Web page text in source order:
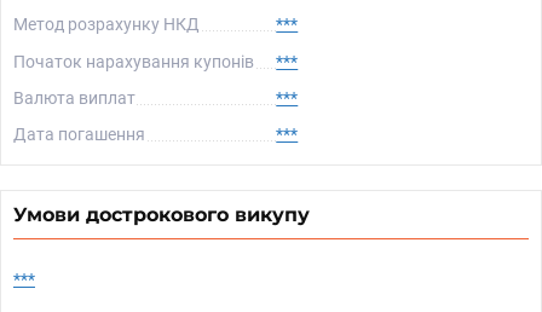
Метод розрахунку НКД
***
Початок нарахування купонів
***
Валюта виплат
***
Дата погашення
***
Умови дострокового викупу
***